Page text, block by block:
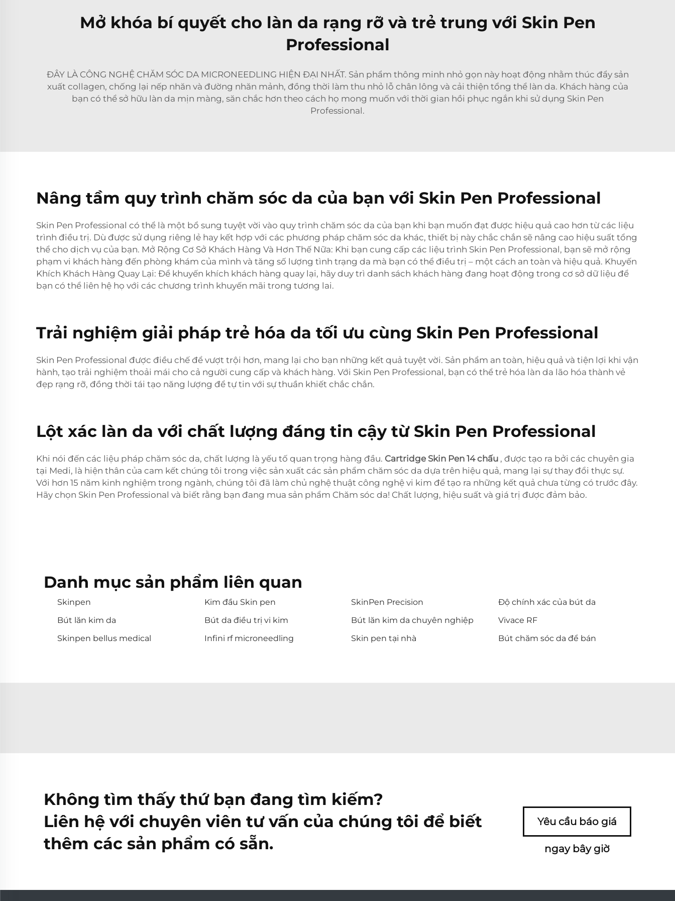
Mở khóa bí quyết cho làn da rạng rỡ và trẻ trung với Skin Pen
Professional
ĐÂY LÀ CÔNG NGHỆ CHĂM SÓC DA MICRONEEDLING HIỆN ĐẠI NHẤT. Sản phẩm thông minh nhỏ gọn này hoạt động nhằm thúc đẩy sản
xuất collagen, chống lại nếp nhăn và đường nhăn mảnh, đồng thời làm thu nhỏ lỗ chân lông và cải thiện tổng thể làn da. Khách hàng của
bạn có thể sở hữu làn da mịn màng, săn chắc hơn theo cách họ mong muốn với thời gian hồi phục ngắn khi sử dụng Skin Pen
Professional.
Nâng tầm quy trình chăm sóc da của bạn với Skin Pen Professional
Skin Pen Professional có thể là một bổ sung tuyệt vời vào quy trình chăm sóc da của bạn khi bạn muốn đạt được hiệu quả cao hơn từ các liệu
trình điều trị. Dù được sử dụng riêng lẻ hay kết hợp với các phương pháp chăm sóc da khác, thiết bị này chắc chắn sẽ nâng cao hiệu suất tổng
thể cho dịch vụ của bạn. Mở Rộng Cơ Sở Khách Hàng Và Hơn Thế Nữa: Khi bạn cung cấp các liệu trình Skin Pen Professional, bạn sẽ mở rộng
phạm vi khách hàng đến phòng khám của mình và tăng số lượng tình trạng da mà bạn có thể điều trị – một cách an toàn và hiệu quả. Khuyến
Khích Khách Hàng Quay Lại: Để khuyến khích khách hàng quay lại, hãy duy trì danh sách khách hàng đang hoạt động trong cơ sở dữ liệu để
bạn có thể liên hệ họ với các chương trình khuyến mãi trong tương lai.
Trải nghiệm giải pháp trẻ hóa da tối ưu cùng Skin Pen Professional
Skin Pen Professional được điều chế để vượt trội hơn, mang lại cho bạn những kết quả tuyệt vời. Sản phẩm an toàn, hiệu quả và tiện lợi khi vận
hành, tạo trải nghiệm thoải mái cho cả người cung cấp và khách hàng. Với Skin Pen Professional, bạn có thể trẻ hóa làn da lão hóa thành vẻ
đẹp rạng rỡ, đồng thời tái tạo năng lượng để tự tin với sự thuần khiết chắc chắn.
Lột xác làn da với chất lượng đáng tin cậy từ Skin Pen Professional
Khi nói đến các liệu pháp chăm sóc da, chất lượng là yếu tố quan trọng hàng đầu. Cartridge Skin Pen 14 chấu , được tạo ra bởi các chuyên gia
tại Medi, là hiện thân của cam kết chúng tôi trong việc sản xuất các sản phẩm chăm sóc da dựa trên hiệu quả, mang lại sự thay đổi thực sự.
Với hơn 15 năm kinh nghiệm trong ngành, chúng tôi đã làm chủ nghệ thuật công nghệ vi kim để tạo ra những kết quả chưa từng có trước đây.
Hãy chọn Skin Pen Professional và biết rằng bạn đang mua sản phẩm Chăm sóc da! Chất lượng, hiệu suất và giá trị được đảm bảo.
Danh mục sản phẩm liên quan
Skinpen Kim đầu Skin pen SkinPen Precision
Độ chính xác của bút da
Bút lăn kim da
Bút da điều trị vi kim Bút lăn kim da chuyên nghiệp
Vivace RF
Skinpen bellus medical
Infini rf microneedling Skin pen tại nhà Bút chăm sóc da để bán
Không tìm thấy thứ bạn đang tìm kiếm?
Liên hệ với chuyên viên tư vấn của chúng tôi để biết
thêm các sản phẩm có sẵn.
Yêu cầu báo giá
ngay bây giờ